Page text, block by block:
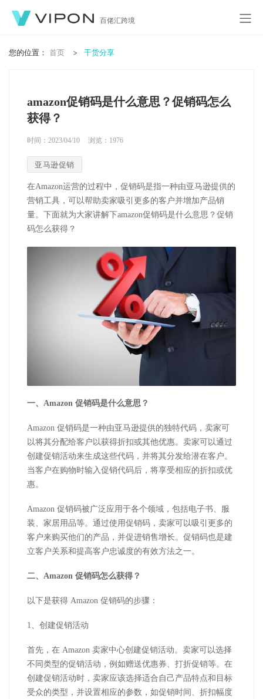
百佬汇跨境
您的位置： 首页 干货分享
amazon促销码是什么意思？促销码怎么
获得？
时间：2023/04/10 浏览： 1976
亚马逊促销
在Amazon运营的过程中，促销码是指一种由亚马逊提供的
营销工具，可以帮助卖家吸引更多的客户并增加产品销
量。下面就为大家讲解下amazon促销码是什么意思？促销
码怎么获得？
一、Amazon 促销码是什么意思？
Amazon 促销码是一种由亚马逊提供的独特代码，卖家可
以将其分配给客户以获得折扣或其他优惠。卖家可以通过
创建促销活动来生成这些代码，并将其分发给潜在客户。
当客户在购物时输入促销代码后，将享受相应的折扣或优
惠。
Amazon 促销码被广泛应用于各个领域，包括电子书、服
装、家居用品等。通过使用促销码，卖家可以吸引更多的
客户来购买他们的产品，并促进销售增长。促销码也是建
立客户关系和提高客户忠诚度的有效方法之一。
二、Amazon 促销码怎么获得？
以下是获得 Amazon 促销码的步骤：
1、创建促销活动
首先，在 Amazon 卖家中心创建促销活动。卖家可以选择
不同类型的促销活动，例如赠送优惠券、打折促销等。在
创建促销活动时，卖家应该选择适合自己产品特点和目标
受众的类型，并设置相应的参数，如促销时间、折扣幅度